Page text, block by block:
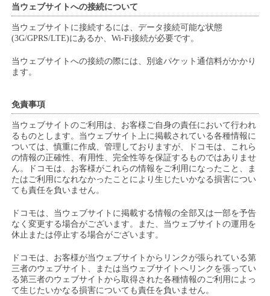
当ウェブサイトへの接続について
当ウェブサイトに接続するには、データ接続可能な状態
(3G/GPRS/LTE)にあるか、Wi-Fi接続が必要です。
当ウェブサイトへの接続の際には、別途パケット通信料がかかり
ます。
免責事項
当ウェブサイトのご利用は、お客様ご自身の責任において行われ
るものとします。当ウェブサイト上に掲載されている各種情報に
ついては、慎重に作成、管理しておりますが、ドコモは、これら
の情報の正確性、有用性、完全性等を保証するものではありませ
ん。ドコモは、お客様がこれらの情報をご利用になったこと、ま
たはご利用になれなかったことにより生じたいかなる損害につい
ても責任を負いません。
ドコモは、当ウェブサイトに掲載する情報の全部又は一部を予告
なく変更する場合がございます。また、当ウェブサイトの運用を
休止または停止する場合がございます。
ドコモは、お客様が当ウェブサイトからリンクが張られている第
三者のウェブサイト、または当ウェブサイトへリンクを張ってい
る第三者のウェブサイトから取得された各種情報のご利用によっ
て生じたいかなる損害についても責任を負いません。